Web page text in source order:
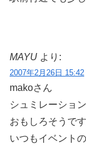
MAYU より:
2007年2月26日 15:42
makoさん
シュミレーショ
おもしろそうです
いつもイベント